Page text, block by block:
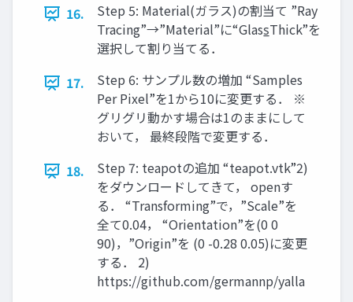
16.
Step 5: Material(ガラス)の割当て ”Ray
Tracing”→”Material”に“Glass̲Thick”を
選択して割り当てる．
17.
Step 6: サンプル数の増加 “Samples
Per Pixel”を1から10に変更する． ※
グリグリ動かす場合は1のままにして
おいて， 最終段階で変更する．
18.
Step 7: teapotの追加 “teapot.vtk”2)
をダウンロードしてきて， openす
る． “Transforming”で，”Scale”を
全て0.04， “Orientation”を(0 0
90)，”Origin”を (0 -0.28 0.05)に変更
する． 2)
https://github.com/germannp/yalla